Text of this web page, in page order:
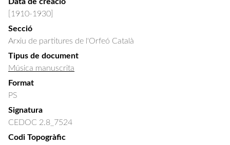
[1910-1930]
Secció
Arxiu de partitures de l'Orfeó Català
Tipus de document
Música manuscrita
Format
PS
Signatura
CEDOC 2.8_7524
Codi Topogràfic